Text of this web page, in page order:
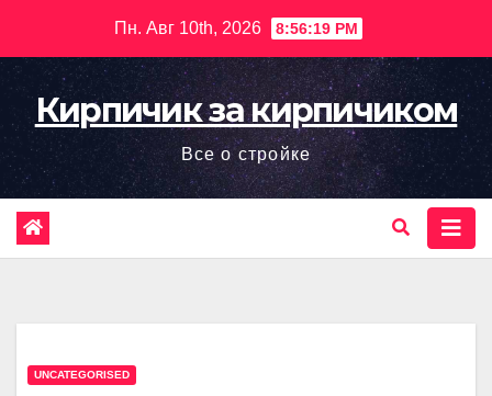
содержимому
Пн. Авг 10th, 2026 8:56:20 PM
Кирпичик за кирпичиком
Все о стройке
UNCATEGORISED